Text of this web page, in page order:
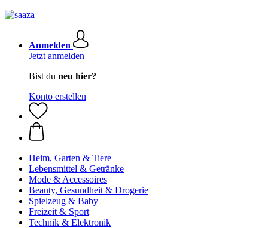
Anmelden
Jetzt anmelden
Bist du neu hier?
Konto erstellen
Heim, Garten & Tiere
Lebensmittel & Getränke
Mode & Accessoires
Beauty, Gesundheit & Drogerie
Spielzeug & Baby
Freizeit & Sport
Technik & Elektronik